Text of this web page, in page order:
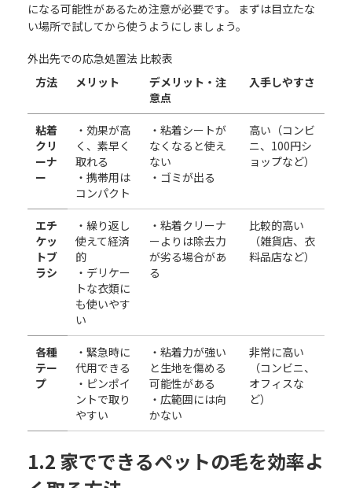
になる可能性があるため注意が必要です。 まずは目立たな
い場所で試してから使うようにしましょう。
外出先での応急処置法 比較表
方法
メリット
デメリット・注
意点
入手しやすさ
粘着
クリ
ーナ
ー
・効果が高
く、素早く
取れる
・携帯用は
コンパクト
・粘着シートが
なくなると使え
ない
・ゴミが出る
高い（コンビ
ニ、100円シ
ョップなど）
エチ
ケッ
トブ
ラシ
・繰り返し
使えて経済
的
・デリケー
トな衣類に
も使いやす
い
・粘着クリーナ
ーよりは除去力
が劣る場合があ
る
比較的高い
（雑貨店、衣
料品店など）
各種
テー
プ
・緊急時に
代用できる
・ピンポイ
ントで取り
やすい
・粘着力が強い
と生地を傷める
可能性がある
・広範囲には向
かない
非常に高い
（コンビニ、
オフィスな
ど）
1.2 家でできるペットの毛を効率よ